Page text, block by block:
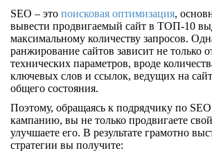
SEO – это поисковая оптимизация,
вывести продвигаемый сайт в ТОП-10
максимальному количеству запросов.
ранжирование сайтов зависит не только
технических параметров, вроде
ключевых слов и ссылок, ведущих на
общего состояния.
Поэтому, обращаясь к подрядчику по SEO
кампанию, вы не только продвигаете
улучшаете его. В результате грамотно
стратегии вы получите: